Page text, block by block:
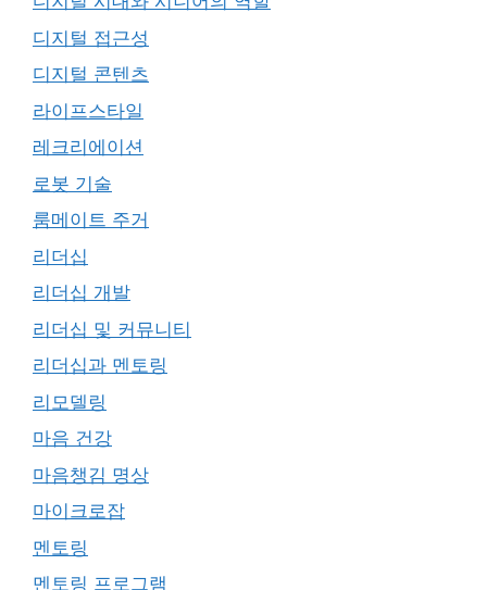
디지털 접근성
디지털 콘텐츠
라이프스타일
레크리에이션
로봇 기술
룸메이트 주거
리더십
리더십 개발
리더십 및 커뮤니티
리더십과 멘토링
리모델링
마음 건강
마음챙김 명상
마이크로잡
멘토링
멘토링 프로그램